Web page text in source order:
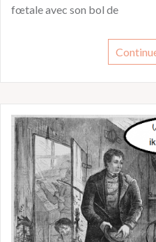
fœtale avec son bol de